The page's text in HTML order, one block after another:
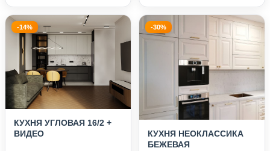
-14%
КУХНЯ УГЛОВАЯ 16/2 +
ВИДЕО
-30%
КУХНЯ НЕОКЛАССИКА
БЕЖЕВАЯ